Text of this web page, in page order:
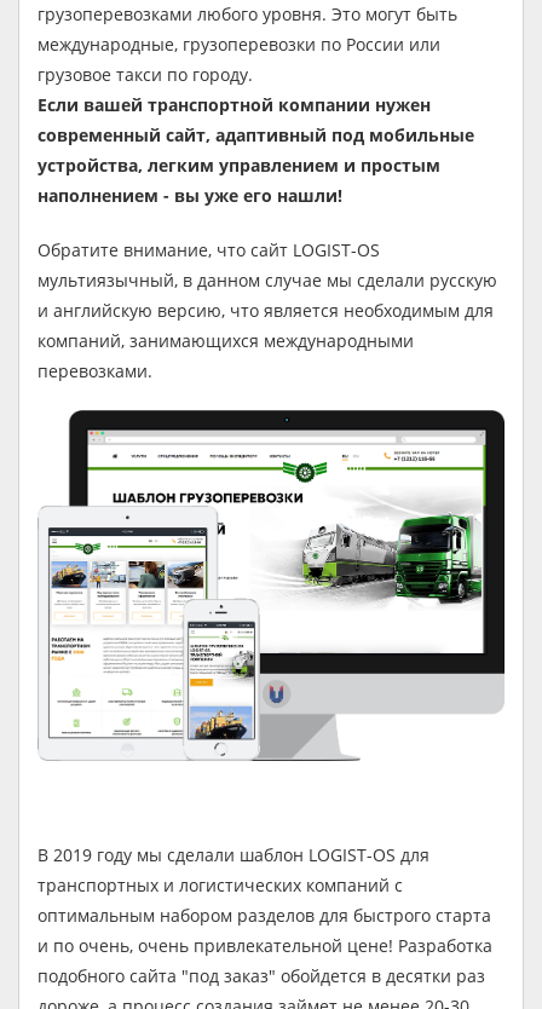
грузоперевозками любого уровня. Это могут быть
международные, грузоперевозки по России или
грузовое такси по городу.
Если вашей транспортной компании нужен
современный сайт, адаптивный под мобильные
устройства, легким управлением и простым
наполнением - вы уже его нашли!
Обратите внимание, что сайт LOGIST-OS
мультиязычный, в данном случае мы сделали русскую
и английскую версию, что является необходимым для
компаний, занимающихся международными
перевозками.
В 2019 году мы сделали шаблон LOGIST-OS для
транспортных и логистических компаний с
оптимальным набором разделов для быстрого старта
и по очень, очень привлекательной цене! Разработка
подобного сайта "под заказ" обойдется в десятки раз